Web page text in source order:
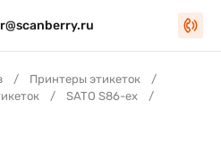
Принтеры этикеток
SATO S86-ex